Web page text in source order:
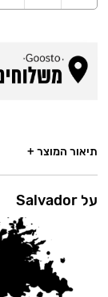
תיאור המוצר +
על Salvador